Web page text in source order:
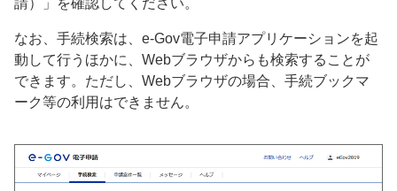
請）」を確認してください。
なお、手続検索は、e-Gov電子申請アプリケーションを起
動して行うほかに、Webブラウザからも検索することが
できます。ただし、Webブラウザの場合、手続ブックマ
ーク等の利用はできません。